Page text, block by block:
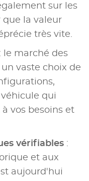
sur les
que la valeur
très vite.
: le marché des
vaste choix de
qui
vos besoins et
vérifiables :
et aux
aujourd'hui